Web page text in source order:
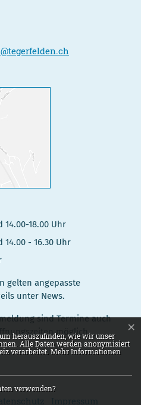
14.00-18.00 Uhr
14.00 - 16.30 Uhr
gelten angepasste
unter News.
sind Termine auch
möglich.
herauszufinden, wie wir unser
Alle Daten werden anonymisiert
verarbeitet. Mehr Informationen
verwenden?
×